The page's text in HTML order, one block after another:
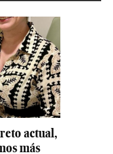
actual,
más